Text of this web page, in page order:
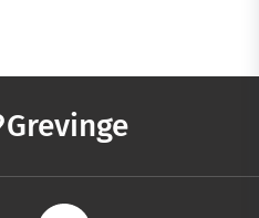
Grevinge